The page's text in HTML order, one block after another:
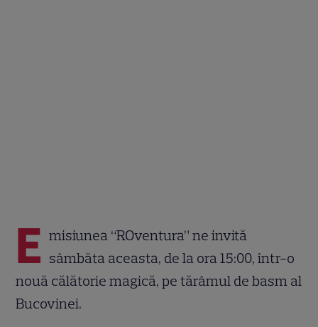
E misiunea “ROventura” ne invită
sâmbăta aceasta, de la ora 15:00, într-o
nouă călătorie magică, pe tărâmul de basm al
Bucovinei.